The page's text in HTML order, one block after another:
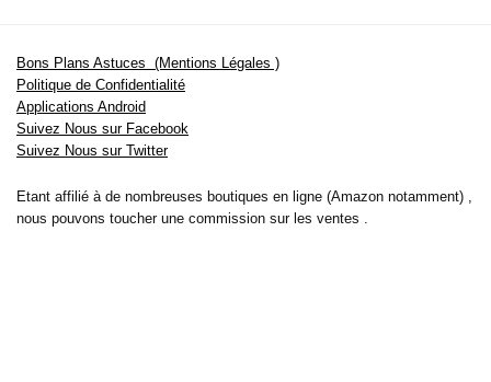
Bons Plans Astuces (Mentions Légales )
Politique de Confidentialité
Applications Android
Suivez Nous sur Facebook
Suivez Nous sur Twitter
Etant affilié à de nombreuses boutiques en ligne (Amazon notamment) ,
nous pouvons toucher une commission sur les ventes .